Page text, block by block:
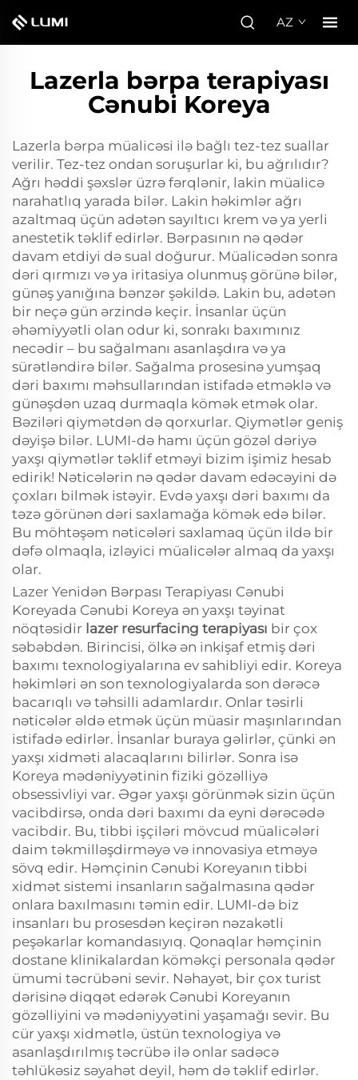
AZ
Lazerla bərpa terapiyası
Cənubi Koreya
Lazerla bərpa müalicəsi ilə bağlı tez-tez suallar
verilir. Tez-tez ondan soruşurlar ki, bu ağrılıdır?
Ağrı həddi şəxslər üzrə fərqlənir, lakin müalicə
narahatlıq yarada bilər. Lakin həkimlər ağrı
azaltmaq üçün adətən sayıltıcı krem və ya yerli
anestetik təklif edirlər. Bərpasının nə qədər
davam etdiyi də sual doğurur. Müalicədən sonra
dəri qırmızı və ya iritasiya olunmuş görünə bilər,
günəş yanığına bənzər şəkildə. Lakin bu, adətən
bir neçə gün ərzində keçir. İnsanlar üçün
əhəmiyyətli olan odur ki, sonrakı baxımınız
necədir – bu sağalmanı asanlaşdıra və ya
sürətləndirə bilər. Sağalma prosesinə yumşaq
dəri baxımı məhsullarından istifadə etməklə və
günəşdən uzaq durmaqla kömək etmək olar.
Bəziləri qiymətdən də qorxurlar. Qiymətlər geniş
dəyişə bilər. LUMI-də hamı üçün gözəl dəriyə
yaxşı qiymətlər təklif etməyi bizim işimiz hesab
edirik! Nəticələrin nə qədər davam edəcəyini də
çoxları bilmək istəyir. Evdə yaxşı dəri baxımı da
təzə görünən dəri saxlamağa kömək edə bilər.
Bu möhtəşəm nəticələri saxlamaq üçün ildə bir
dəfə olmaqla, izləyici müalicələr almaq da yaxşı
olar.
Lazer Yenidən Bərpası Terapiyası Cənubi
Koreyada Cənubi Koreya ən yaxşı təyinat
nöqtəsidir lazer resurfacing terapiyası bir çox
səbəbdən. Birincisi, ölkə ən inkişaf etmiş dəri
baxımı texnologiyalarına ev sahibliyi edir. Koreya
həkimləri ən son texnologiyalarda son dərəcə
bacarıqlı və təhsilli adamlardır. Onlar təsirli
nəticələr əldə etmək üçün müasir maşınlarından
istifadə edirlər. İnsanlar buraya gəlirlər, çünki ən
yaxşı xidməti alacaqlarını bilirlər. Sonra isə
Koreya mədəniyyətinin fiziki gözəlliyə
obsessivliyi var. Əgər yaxşı görünmək sizin üçün
vacibdirsə, onda dəri baxımı da eyni dərəcədə
vacibdir. Bu, tibbi işçiləri mövcud müalicələri
daim təkmilləşdirməyə və innovasiya etməyə
sövq edir. Həmçinin Cənubi Koreyanın tibbi
xidmət sistemi insanların sağalmasına qədər
onlara baxılmasını təmin edir. LUMI-də biz
insanları bu prosesdən keçirən nəzakətli
peşəkarlar komandasıyıq. Qonaqlar həmçinin
dostane klinikalardan köməkçi personala qədər
ümumi təcrübəni sevir. Nəhayət, bir çox turist
dərisinə diqqət edərək Cənubi Koreyanın
gözəlliyini və mədəniyyətini yaşamağı sevir. Bu
cür yaxşı xidmətlə, üstün texnologiya və
asanlaşdırılmış təcrübə ilə onlar sadəcə
təhlükəsiz səyahət deyil, həm də təklif edirlər.